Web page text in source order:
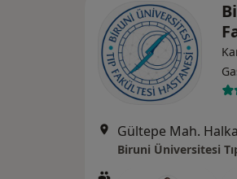
Biruni Üniversitesi